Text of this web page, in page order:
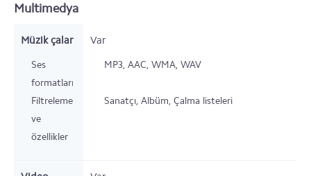
Multimedya
Müzik çalar Var
Ses
formatları
MP3, AAC, WMA, WAV
Filtreleme
ve
özellikler
Sanatçı, Albüm, Çalma listeleri